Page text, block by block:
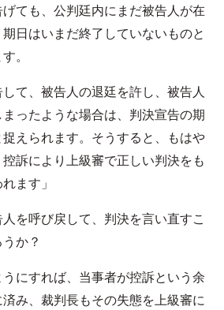
げても、公判廷内にまだ被告人が在
日はいまだ終了していないものと
。
て、被告人の退廷を許し、被告人
ったような場合は、判決宣告の期
えられます。そうすると、もはや
訴により上級審で正しい判決をも
ます」
を呼び戻して、判決を言い直すこ
か？
うにすれば、当事者が控訴という余
み、裁判長もその失態を上級審に